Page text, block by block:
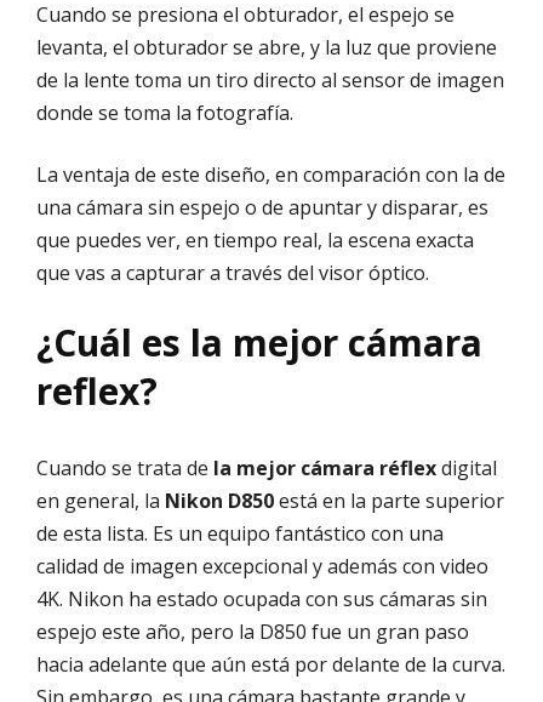
Cuando se presiona el obturador, el espejo se
levanta, el obturador se abre, y la luz que proviene
de la lente toma un tiro directo al sensor de imagen
donde se toma la fotografía.
La ventaja de este diseño, en comparación con la de
una cámara sin espejo o de apuntar y disparar, es
que puedes ver, en tiempo real, la escena exacta
que vas a capturar a través del visor óptico.
¿Cuál es la mejor cámara
reflex?
Cuando se trata de la mejor cámara réflexdigital
en general, la Nikon D850está en la parte superior
de esta lista. Es un equipo fantástico con una
calidad de imagen excepcional y además con video
4K. Nikon ha estado ocupada con sus cámaras sin
espejo este año, pero la D850 fue un gran paso
hacia adelante que aún está por delante de la curva.